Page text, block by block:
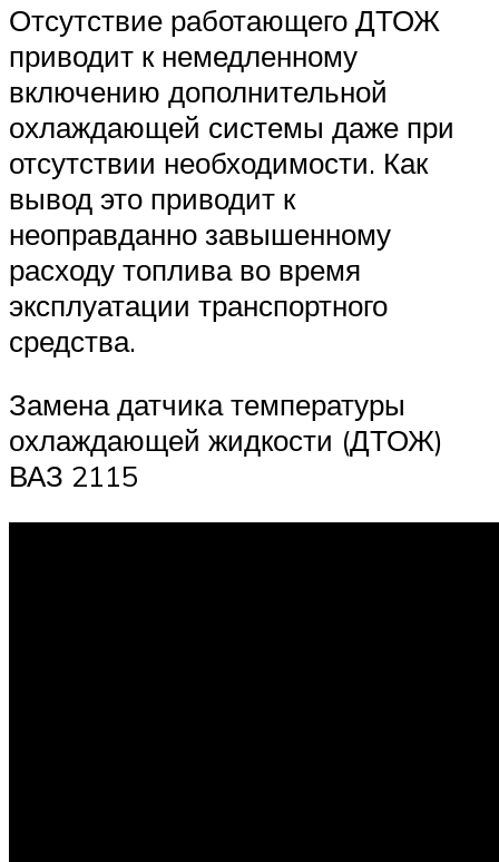
Отсутствие работающего ДТОЖ
приводит к немедленному
включению дополнительной
охлаждающей системы даже при
отсутствии необходимости. Как
вывод это приводит к
неоправданно завышенному
расходу топлива во время
эксплуатации транспортного
средства.
Замена датчика температуры
охлаждающей жидкости (ДТОЖ)
ВАЗ 2115